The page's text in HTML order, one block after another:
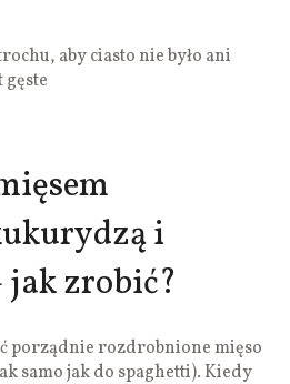
aby ciasto nie było ani
i
zrobić?
porządnie rozdrobnione mięso
samo jak do spaghetti). Kiedy